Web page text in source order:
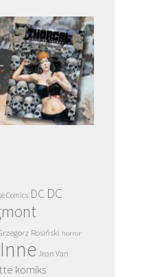
Comics DC DC
Rosiński horror
Inne Jean Van
komiks